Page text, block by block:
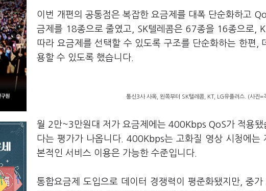
이번 개편의 공통점은 복잡한 요금제를 대폭 단순화하고
금제를 18종으로 줄였고, SK텔레콤은 67종을 16종으로,
따라 요금제를 선택할 수 있도록 구조를 단순화하는 한편,
용할 수 있도록 했습니다.
통신3사 사옥, 왼쪽부터 SK텔레콤, KT, LG유플러스. (사진=
월 2만~3만원대 저가 요금제에는 400Kbps QoS가 적용
다는 평가가 나옵니다. 400Kbps는 고화질 영상 시청에는
본적인 서비스 이용은 가능한 수준입니다.
통합요금제 도입으로 데이터 경쟁력이 평준화됐지만, 중